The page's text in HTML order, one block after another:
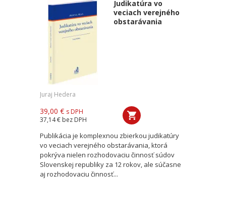
Judikatúra vo
veciach verejného
obstarávania
Juraj Hedera
39,00 € s DPH
37,14 € bez DPH
Publikácia je komplexnou zbierkou judikatúry
vo veciach verejného obstarávania, ktorá
pokrýva nielen rozhodovaciu činnosť súdov
Slovenskej republiky za 12 rokov, ale súčasne
aj rozhodovaciu činnosť...